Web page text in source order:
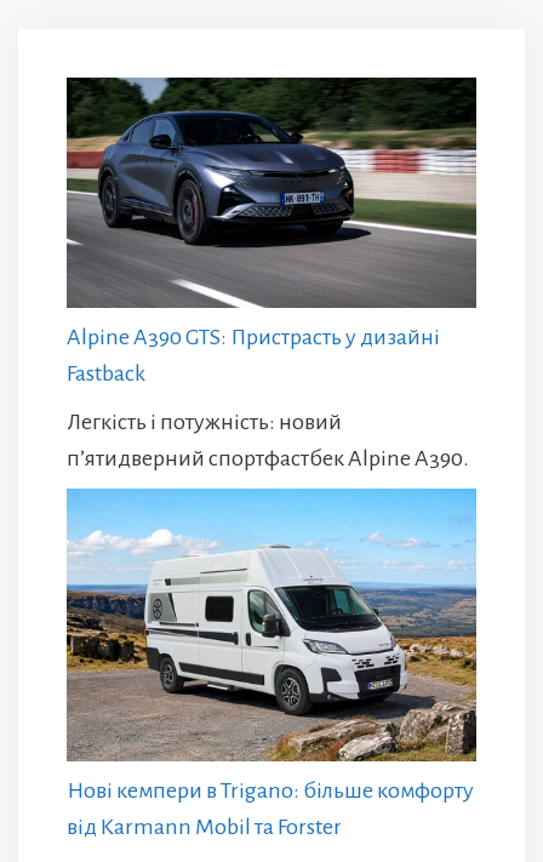
Alpine A390 GTS: Пристрасть у дизайні
Fastback
Легкість і потужність: новий
п’ятидверний спортфастбек Alpine A390.
Нові кемпери в Trigano: більше комфорту
від Karmann Mobil та Forster